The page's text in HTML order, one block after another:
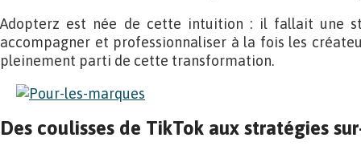
Adopterz est née de cette intuition : il fallait une
accompagner et professionnaliser à la fois les
pleinement parti de cette transformation.
Des coulisses de TikTok aux stratégies